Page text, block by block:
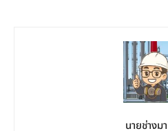
นายช่างม